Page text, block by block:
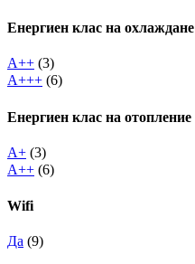
Енергиен клас на охлаждане
A++ (3)
A+++ (6)
Енергиен клас на отопление
A+ (3)
A++ (6)
Wifi
Да (9)